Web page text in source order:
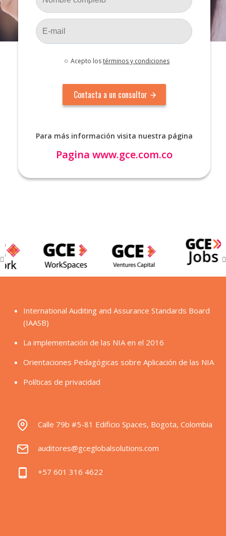
Acepto lostérminos y condiciones
Para más información visita nuestra página
Pagina www.gce.com.co
International Auditing and Assurance Standards Board
(IAASB)
La implementación de las NIA en el 2016
Orientaciones Pedagógicas sobre Aplicación de las NIA
Políticas de privacidad
Calle 79b #5-81 Edificio Spaces, Bogota, Colombia
auditores@gceglobalsolutions.com
+57 601 316 4622